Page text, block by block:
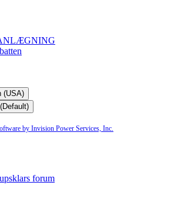
(USA)
by Invision Power Services, Inc.
forum